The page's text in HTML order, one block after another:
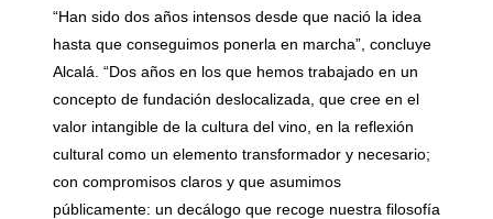
“Han sido dos años intensos desde que nació la idea
hasta que conseguimos ponerla en marcha”, concluye
Alcalá. “Dos años en los que hemos trabajado en un
concepto de fundación deslocalizada, que cree en el
valor intangible de la cultura del vino, en la reflexión
cultural como un elemento transformador y necesario;
con compromisos claros y que asumimos
públicamente: un decálogo que recoge nuestra filosofía